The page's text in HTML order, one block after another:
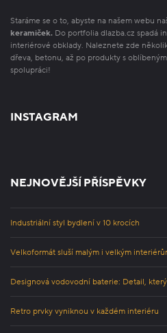
Staráme se o to, abyste na našem webu
keramiček. Do portfolia dlazba.cz spadá
interiérové obklady. Naleznete zde
dřeva, betonu, až po produkty s
spolupráci!
INSTAGRAM
NEJNOVĚJŠÍ PŘÍSPĚVKY
Industriální styl bydlení v 10 krocích
Velkoformát sluší malým i velkým
Designová vodovodní baterie: Detail,
Retro prvky vyniknou v každém interiéru